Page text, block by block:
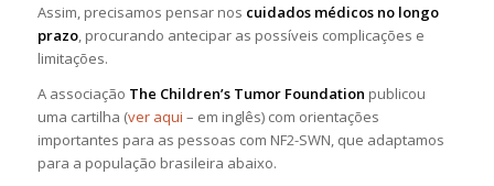
Assim, precisamos pensar nos cuidados médicos no longo
prazo, procurando antecipar as possíveis complicações e
limitações.
A associação The Children’s Tumor Foundation publicou
uma cartilha (ver aqui – em inglês) com orientações
importantes para as pessoas com NF2-SWN, que adaptamos
para a população brasileira abaixo.